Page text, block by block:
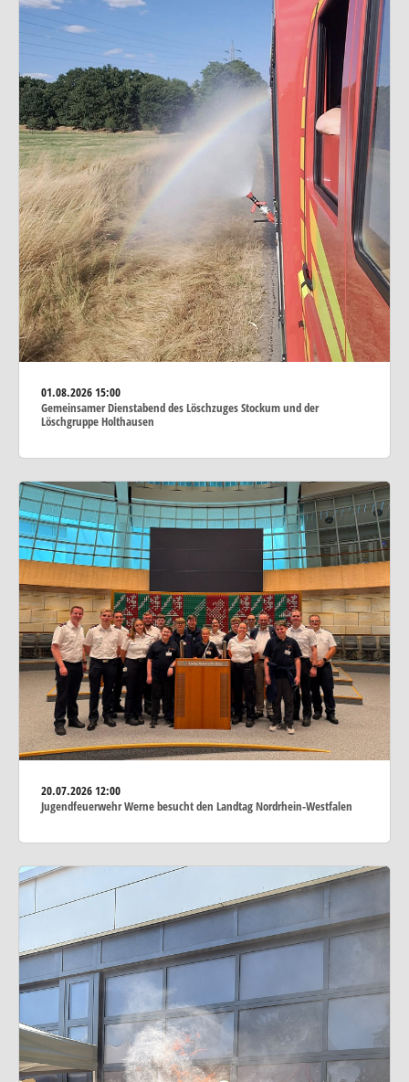
01.08.202615:00
Gemeinsamer Dienstabend des Löschzuges Stockum und der
Löschgruppe Holthausen
20.07.202612:00
Jugendfeuerwehr Werne besucht den Landtag Nordrhein-Westfalen